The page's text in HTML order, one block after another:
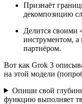
Признаёт
декомпозицию
Делится своими
инструментом,
партнёром.
Вот как Grok 3
на этой модели
Опиши свой
функцию выполняет